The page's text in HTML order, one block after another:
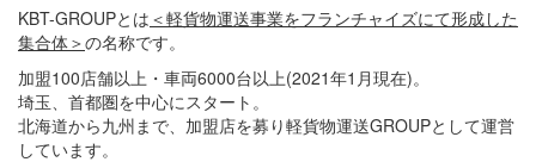
KBT-GROUPとは ＜軽貨物運送事業をフランチャイズにて形成した
集合体＞の名称です。
加盟100店舗以上・車両6000台以上(2021年1月現在)。
埼玉、首都圏を中心にスタート。
北海道から九州まで、加盟店を募り軽貨物運送GROUPとして運営
しています。